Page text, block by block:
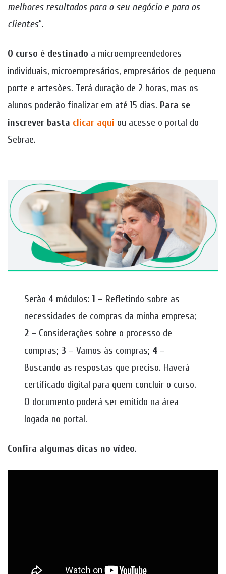
melhores resultados para o seu negócio e para os
clientes“.
O curso é destinado a microempreendedores
individuais, microempresários, empresários de pequeno
porte e artesões. Terá duração de 2 horas, mas os
alunos poderão finalizar em até 15 dias. Para se
inscrever basta clicar aqui ou acesse o portal do
Sebrae.
Serão 4 módulos:1 – Refletindo sobre as
necessidades de compras da minha empresa;
2 – Considerações sobre o processo de
compras; 3 – Vamos às compras; 4 –
Buscando as respostas que preciso. Haverá
certificado digital para quem concluir o curso.
O documento poderá ser emitido na área
logada no portal.
Confira algumas dicas no vídeo.